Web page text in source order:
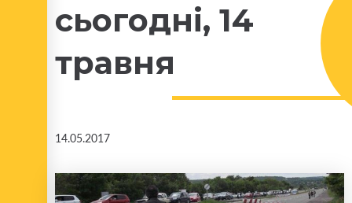
сьогодні, 14
травня
14.05.2017